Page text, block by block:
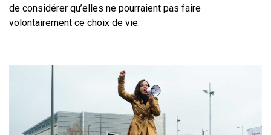
de considérer qu’elles ne pourraient pas faire
volontairement ce choix de vie.